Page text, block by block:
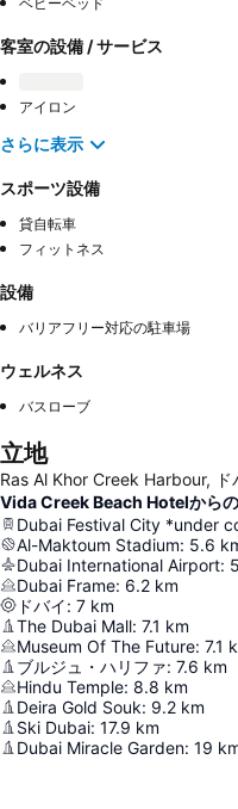
客室の設備 / サービス
アイロン
さらに表示
スポーツ設備
貸自転車
フィットネス
設備
バリアフリー対応の駐車場
ウェルネス
バスローブ
立地
Ras Al Khor Creek Harbour,
Vida Creek Beach Hotelから
Dubai Festival City *under
Al-Maktoum Stadium: 5.6
Dubai International Airport:
Dubai Frame: 6.2 km
ドバイ: 7 km
The Dubai Mall: 7.1 km
Museum Of The Future: 7.1
ブルジュ・ハリファ: 7.6 km
Hindu Temple: 8.8 km
Deira Gold Souk: 9.2 km
Ski Dubai: 17.9 km
Dubai Miracle Garden: 19